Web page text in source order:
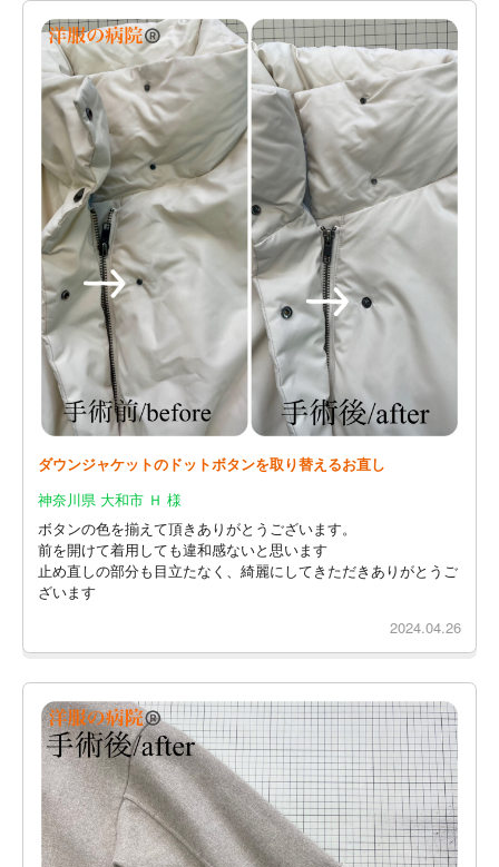
ダウンジャケットのドットボタンを取り替えるお直し
神奈川県 大和市 Ｈ 様
ボタンの色を揃えて頂きありがとうございます。
前を開けて着用しても違和感ないと思います
止め直しの部分も目立たなく、綺麗にしてきただきありがとうご
ざいます
2024.04.26